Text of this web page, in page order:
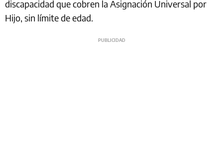
discapacidad que cobren la Asignación Universal por
Hijo, sin límite de edad.